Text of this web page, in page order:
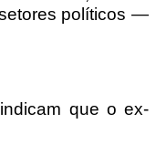
políticos —
que o ex-